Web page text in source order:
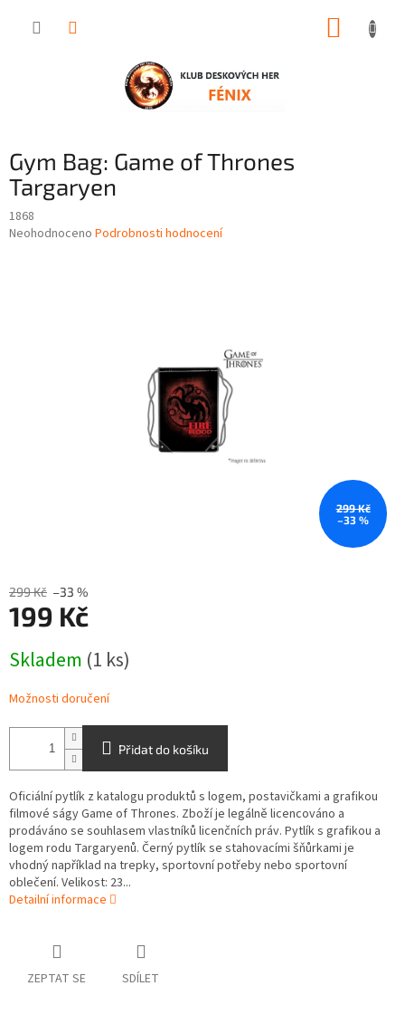
Gym Bag: Game of Thrones
Targaryen
1868
Průměrné
Neohodnoceno Podrobnosti hodnocení
299 Kč
–33 %
299 Kč –33 %
199 Kč
cena:
Skladem (1 ks)
Možnosti doručení
Přidat do košíku
Oficiální pytlík z katalogu produktů s logem, postavičkami a grafikou
filmové ságy Game of Thrones. Zboží je legálně licencováno a
prodáváno se souhlasem vlastníků licenčních práv. Pytlík s grafikou a
logem rodu Targaryenů. Černý pytlík se stahovacími šňůrkami je
vhodný například na trepky, sportovní potřeby nebo sportovní
oblečení. Velikost: 23...
Detailní informace
ZEPTAT SE SDÍLET